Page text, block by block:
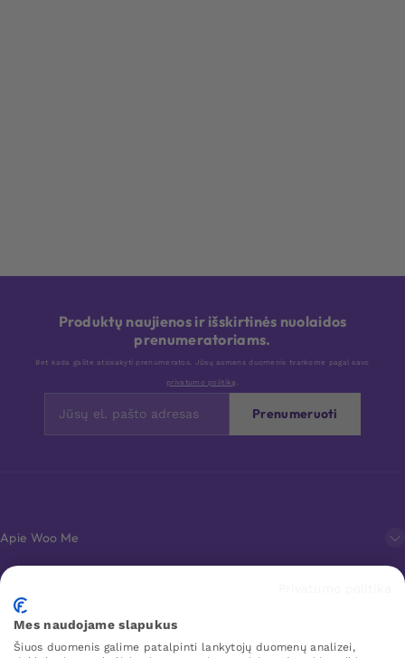
Produktų naujienos ir išskirtinės nuolaidos
prenumeratoriams.
Bet kada galite atsisakyti prenumeratos. Jūsų asmens duomenis tvarkome pagal savo
privatumo politiką .
Prenumeruoti
Apie Woo Me
Klientų aptarnavimas
Mes naudojame slapukus
Šiuos duomenis galime patalpinti lankytojų duomenų analizei,